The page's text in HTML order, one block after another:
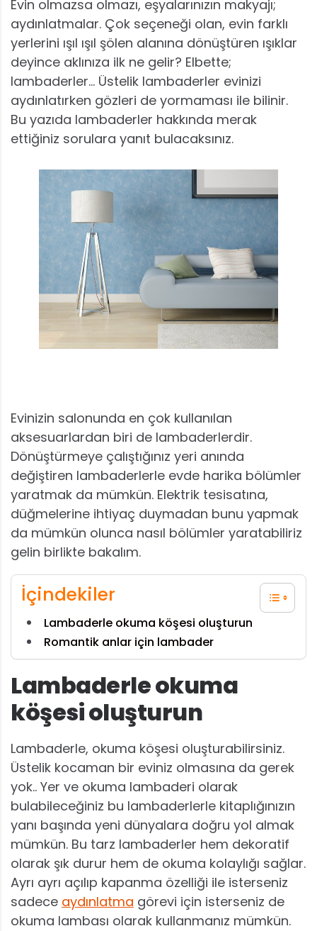
Evin olmazsa olmazı, eşyalarınızın makyajı;
aydınlatmalar. Çok seçeneği olan, evin farklı
yerlerini ışıl ışıl şölen alanına dönüştüren ışıklar
deyince aklınıza ilk ne gelir? Elbette;
lambaderler… Üstelik lambaderler evinizi
aydınlatırken gözleri de yormaması ile bilinir.
Bu yazıda lambaderler hakkında merak
ettiğiniz sorulara yanıt bulacaksınız.
Evinizin salonunda en çok kullanılan
aksesuarlardan biri de lambaderlerdir.
Dönüştürmeye çalıştığınız yeri anında
değiştiren lambaderlerle evde harika bölümler
yaratmak da mümkün. Elektrik tesisatına,
düğmelerine ihtiyaç duymadan bunu yapmak
da mümkün olunca nasıl bölümler yaratabiliriz
gelin birlikte bakalım.
İçindekiler
Lambaderle okuma köşesi oluşturun
Romantik anlar için lambader
Lambaderle okuma
köşesi oluşturun
Lambaderle, okuma köşesi oluşturabilirsiniz.
Üstelik kocaman bir eviniz olmasına da gerek
yok.. Yer ve okuma lambaderi olarak
bulabileceğiniz bu lambaderlerle kitaplığınızın
yanı başında yeni dünyalara doğru yol almak
mümkün. Bu tarz lambaderler hem dekoratif
olarak şık durur hem de okuma kolaylığı sağlar.
Ayrı ayrı açılıp kapanma özelliği ile isterseniz
sadece aydınlatma görevi için isterseniz de
okuma lambası olarak kullanmanız mümkün.